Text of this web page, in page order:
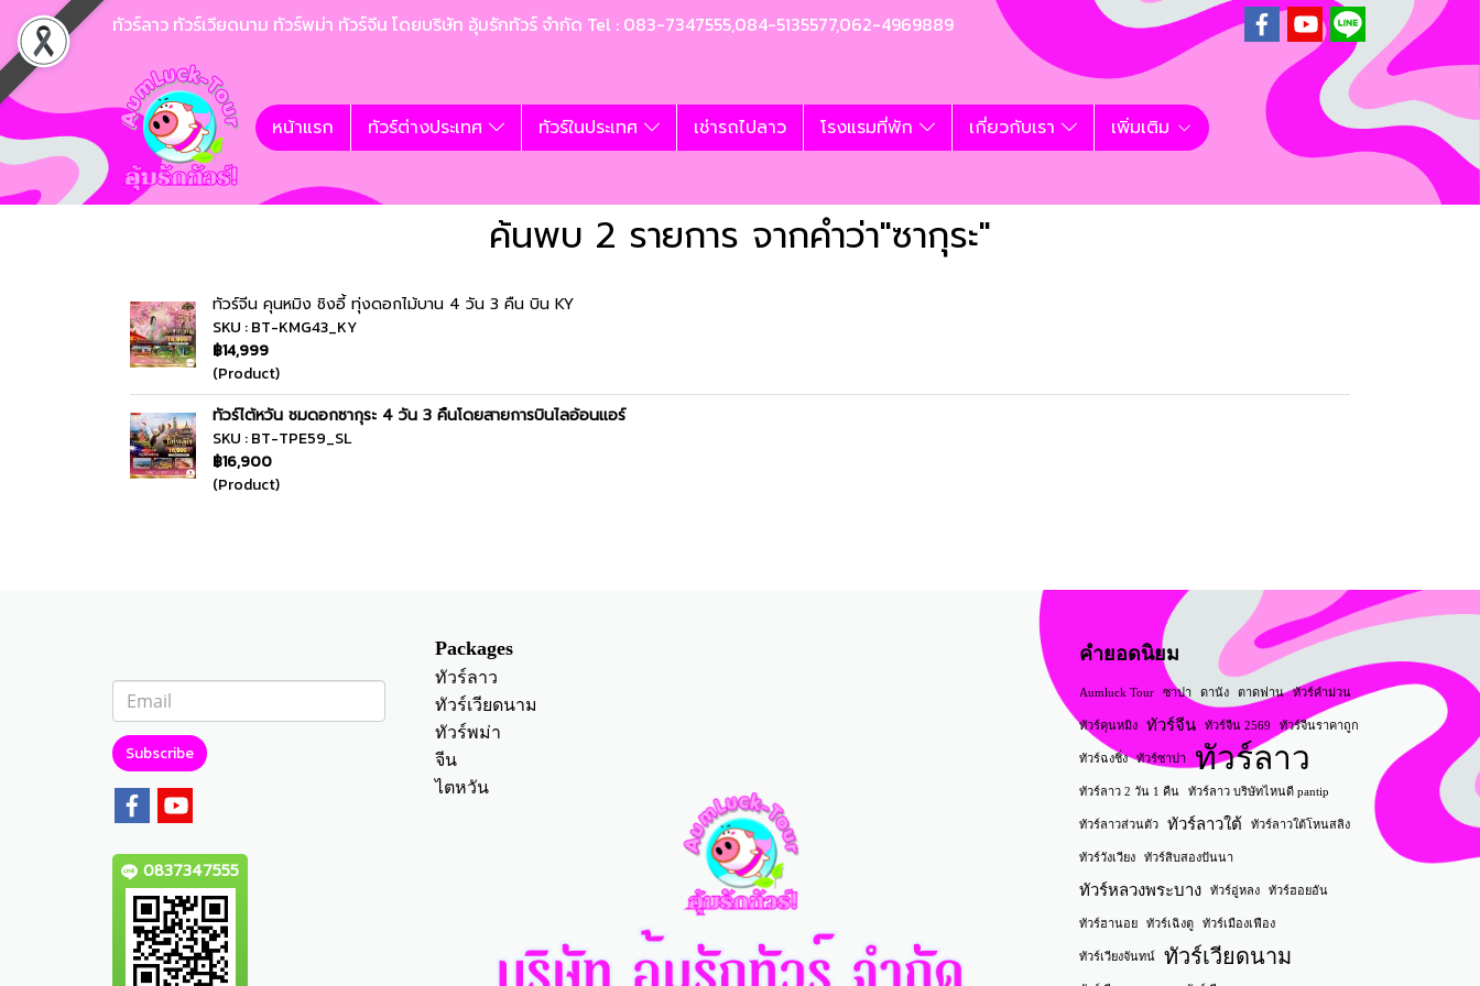
ทัวร์ลาว ทัวร์เวียดนาม ทัวร์พม่า ทัวร์จีน โดยบริษัท อุ้มรักทัวร์ จำกัด Tel : 083-7347555,084-5135577,062-4969889
หน้าแรก ทัวร์ต่างประเทศ ทัวร์ในประเทศ เช่ารถไปลาว โรงแรมที่พัก เกี่ยวกับเรา เพิ่มเติม
ค้นพบ 2 รายการ จากคำว่า"ซากุระ"
ทัวร์จีน คุนหมิง ชิงอี้ ทุ่งดอกไม้บาน 4 วัน 3 คืน บิน KY
SKU : BT-KMG43_KY
฿14,999
(Product)
ทัวร์ไต้หวัน ชมดอกซากุระ 4 วัน 3 คืนโดยสายการบินไลอ้อนแอร์
SKU : BT-TPE59_SL
฿16,900
(Product)
Subscribe
0837347555
Packages
ทัวร์ลาว
ทัวร์เวียดนาม
ทัวร์พม่า
จีน
ไตหวัน
คำยอดนิยม
Aumluck Tour ซาปา ดานัง ตาดฟาน ทัวร์คำม่วน
ทัวร์คุนหมิง ทัวร์จีน ทัวร์จีน 2569 ทัวร์จีนราคาถูก
ทัวร์ฉงชิ่ง ทัวร์ซาปา ทัวร์ลาว
ทัวร์ลาว 2 วัน 1 คืน ทัวร์ลาว บริษัทไหนดี pantip
ทัวร์ลาวส่วนตัว ทัวร์ลาวใต้ ทัวร์ลาวใต้โหนสลิง
ทัวร์วังเวียง ทัวร์สิบสองปันนา
ทัวร์หลวงพระบาง ทัวร์อู่หลง ทัวร์ฮอยอัน
ทัวร์ฮานอย ทัวร์เฉิงตู ทัวร์เมืองเฟือง
ทัวร์เวียงจันทน์ ทัวร์เวียดนาม